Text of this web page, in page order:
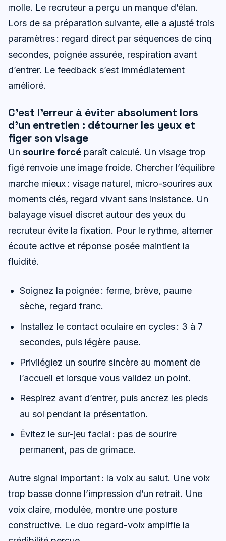
molle. Le recruteur a perçu un manque d’élan.
Lors de sa préparation suivante, elle a ajusté trois
paramètres : regard direct par séquences de cinq
secondes, poignée assurée, respiration avant
d’entrer. Le feedback s’est immédiatement
amélioré.
C’est l’erreur à éviter absolument lors
d’un entretien : détourner les yeux et
figer son visage
Un sourire forcé paraît calculé. Un visage trop
figé renvoie une image froide. Chercher l’équilibre
marche mieux : visage naturel, micro-sourires aux
moments clés, regard vivant sans insistance. Un
balayage visuel discret autour des yeux du
recruteur évite la fixation. Pour le rythme, alterner
écoute active et réponse posée maintient la
fluidité.
Soignez la poignée : ferme, brève, paume
sèche, regard franc.
Installez le contact oculaire en cycles : 3 à 7
secondes, puis légère pause.
Privilégiez un sourire sincère au moment de
l’accueil et lorsque vous validez un point.
Respirez avant d’entrer, puis ancrez les pieds
au sol pendant la présentation.
Évitez le sur-jeu facial : pas de sourire
permanent, pas de grimace.
Autre signal important : la voix au salut. Une voix
trop basse donne l’impression d’un retrait. Une
voix claire, modulée, montre une posture
constructive. Le duo regard-voix amplifie la